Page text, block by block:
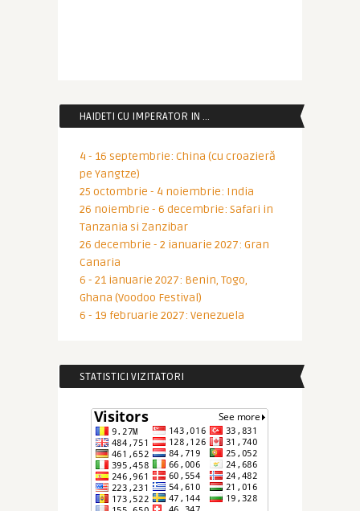
HAIDETI CU IMPERATOR IN …
4 - 16 septembrie: China (cu croazieră
pe Yangtze)
25 octombrie - 4 noiembrie: India
26 noiembrie - 6 decembrie: Safari in
Tanzania si Zanzibar
26 decembrie - 2 ianuarie 2027: Gran
Canaria
6 - 21 ianuarie 2027: Benin, Togo,
Ghana (Voodoo Festival)
6 - 19 februarie 2027: Venezuela
STATISTICI VIZITATORI